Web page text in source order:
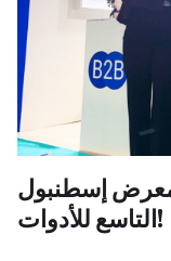
معرض إسطنبول
التاسع للأدوات!